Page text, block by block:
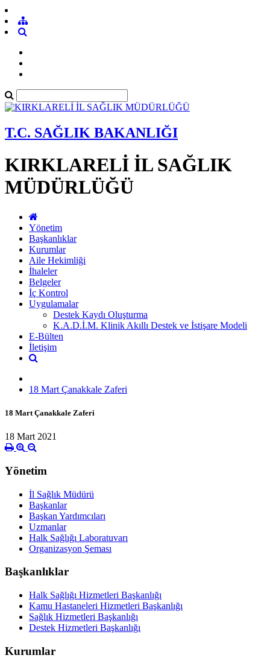
T.C. SAĞLIK BAKANLIĞI
KIRKLARELİ İL SAĞLIK
MÜDÜRLÜĞÜ
Yönetim
Başkanlıklar
Kurumlar
Aile Hekimliği
İhaleler
Belgeler
İç Kontrol
Uygulamalar
Destek Kaydı Oluşturma
K.A.D.İ.M. Klinik Akıllı Destek ve İstişare Modeli
E-Bülten
İletişim
18 Mart Çanakkale Zaferi
18 Mart Çanakkale Zaferi
18 Mart 2021
Yönetim
İl Sağlık Müdürü
Başkanlar
Başkan Yardımcıları
Uzmanlar
Halk Sağlığı Laboratuvarı
Organizasyon Şeması
Başkanlıklar
Halk Sağlığı Hizmetleri Başkanlığı
Kamu Hastaneleri Hizmetleri Başkanlığı
Sağlık Hizmetleri Başkanlığı
Destek Hizmetleri Başkanlığı
Kurumlar